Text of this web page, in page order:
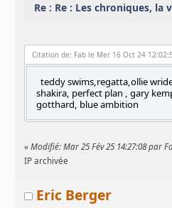
Re : Re : Les chroniques, la
Citation de: Fab le Mer 16 Oct 24
teddy swims,regatta,ollie
shakira, perfect plan , gary
gotthard, blue ambition
«Modifié: Mar 25 Fév 25 14:27:08 par
IP archivée
Eric Berger